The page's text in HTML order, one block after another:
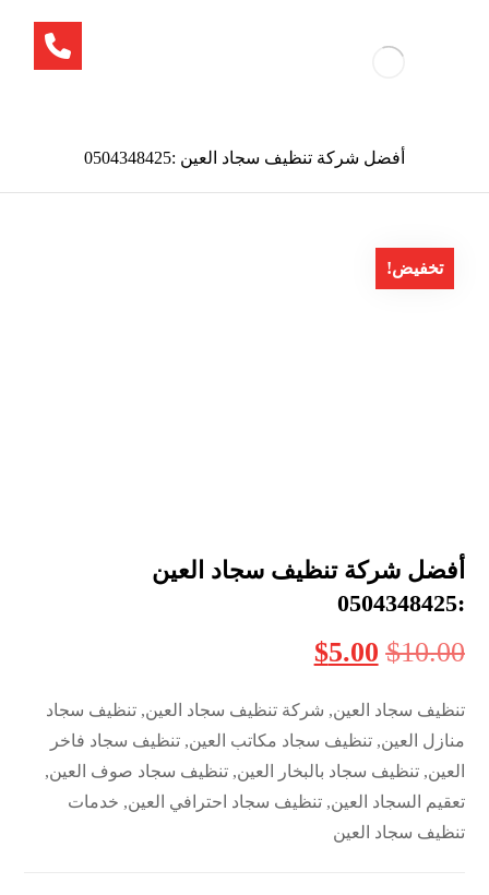
أفضل شركة تنظيف سجاد العين :0504348425
تخفيض!
أفضل شركة تنظيف سجاد العين
:0504348425
$10.00
$5.00
تنظيف سجاد العين, شركة تنظيف سجاد العين, تنظيف سجاد
منازل العين, تنظيف سجاد مكاتب العين, تنظيف سجاد فاخر
العين, تنظيف سجاد بالبخار العين, تنظيف سجاد صوف العين,
تعقيم السجاد العين, تنظيف سجاد احترافي العين, خدمات
تنظيف سجاد العين